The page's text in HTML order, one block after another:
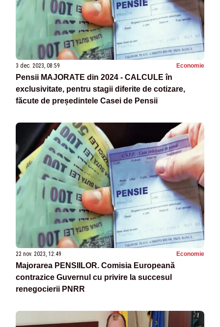
3 dec. 2023, 08:59 Economie
Pensii MAJORATE din 2024 - CALCULE în
exclusivitate, pentru stagii diferite de cotizare,
făcute de președintele Casei de Pensii
22 nov. 2023, 12:49 Economie
Majorarea PENSIILOR. Comisia Europeană
contrazice Guvernul cu privire la succesul
renegocierii PNRR